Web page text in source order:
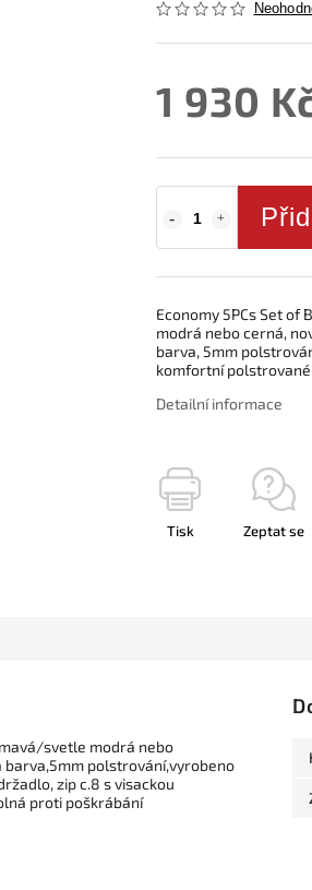
1 930
Economy 5PCs Set of
modrá nebo cerná,
barva, 5mm
komfortní polstrované
Detailní informace
Tisk Zeptat se
tmavá/svetle modrá nebo
barva,5mm polstrování,vyrobeno
zip c.8 s visackou
proti poškrábání